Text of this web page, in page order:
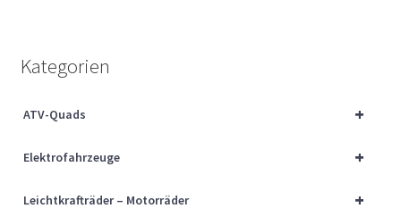
Über uns
Kategorien
+
ATV-Quads
+
Elektrofahrzeuge
+
Leichtkrafträder – Motorräder